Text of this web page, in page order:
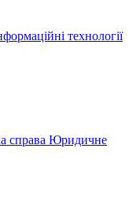
технології
справа Юридичне